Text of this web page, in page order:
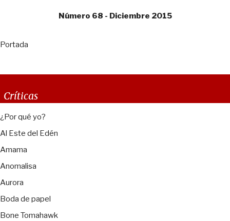
Número 68 - Diciembre 2015
Portada
Críticas
¿Por qué yo?
Al Este del Edén
Amama
Anomalisa
Aurora
Boda de papel
Bone Tomahawk